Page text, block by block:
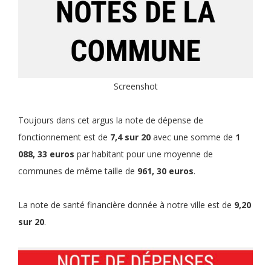
Screenshot
Toujours dans cet argus la note de dépense de
fonctionnement est de 7,4 sur 20 avec une somme de 1
088, 33 euros par habitant pour une moyenne de
communes de même taille de 961, 30 euros.
La note de santé financière donnée à notre ville est de 9,20
sur 20.